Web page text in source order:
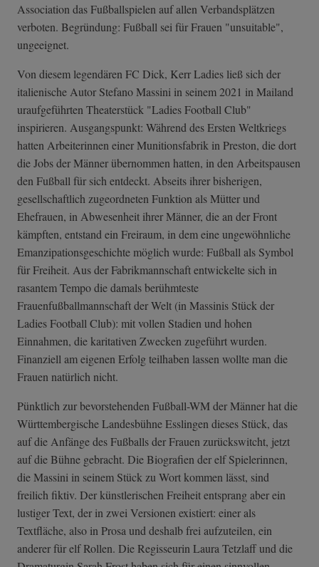
Association das Fußballspielen auf allen Verbandsplätzen
verboten. Begründung: Fußball sei für Frauen "unsuitable",
ungeeignet.
Von diesem legendären FC Dick, Kerr Ladies ließ sich der
italienische Autor Stefano Massini in seinem 2021 in Mailand
uraufgeführten Theaterstück "Ladies Football Club"
inspirieren. Ausgangspunkt: Während des Ersten Weltkriegs
hatten Arbeiterinnen einer Munitionsfabrik in Preston, die dort
die Jobs der Männer übernommen hatten, in den Arbeitspausen
den Fußball für sich entdeckt. Abseits ihrer bisherigen,
gesellschaftlich zugeordneten Funktion als Mütter und
Ehefrauen, in Abwesenheit ihrer Männer, die an der Front
kämpften, entstand ein Freiraum, in dem eine ungewöhnliche
Emanzipationsgeschichte möglich wurde: Fußball als Symbol
für Freiheit. Aus der Fabrikmannschaft entwickelte sich in
rasantem Tempo die damals berühmteste
Frauenfußballmannschaft der Welt (in Massinis Stück der
Ladies Football Club): mit vollen Stadien und hohen
Einnahmen, die karitativen Zwecken zugeführt wurden.
Finanziell am eigenen Erfolg teilhaben lassen wollte man die
Frauen natürlich nicht.
Pünktlich zur bevorstehenden Fußball-WM der Männer hat die
Württembergische Landesbühne Esslingen dieses Stück, das
auf die Anfänge des Fußballs der Frauen zurückswitcht, jetzt
auf die Bühne gebracht. Die Biografien der elf Spielerinnen,
die Massini in seinem Stück zu Wort kommen lässt, sind
freilich fiktiv. Der künstlerischen Freiheit entsprang aber ein
lustiger Text, der in zwei Versionen existiert: einer als
Textfläche, also in Prosa und deshalb frei aufzuteilen, ein
anderer für elf Rollen. Die Regisseurin Laura Tetzlaff und die